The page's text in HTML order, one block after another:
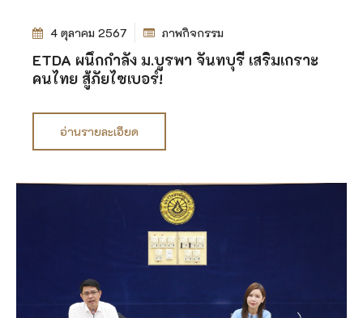
4 ตุลาคม 2567 ภาพกิจกรรม
ETDA ผนึกกำลัง ม.บูรพา จันทบุรี เสริมเกราะ
คนไทย สู้ภัยไซเบอร์!
อ่านรายละเอียด